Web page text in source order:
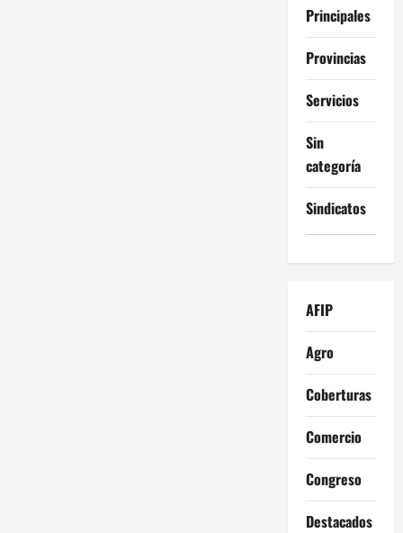
Principales
Provincias
Servicios
Sin
categoría
Sindicatos
AFIP
Agro
Coberturas
Comercio
Congreso
Destacados